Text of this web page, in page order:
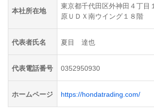
本社所在地
東京都千代田区外神田４丁
原ＵＤＸ南ウイング１８階
代表者氏名 夏目 達也
代表電話番号 0352950930
ホームページ https://hondatrading.com/